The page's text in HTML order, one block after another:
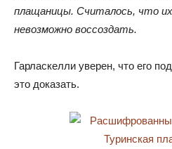
плащаницы. Считалось, что
невозможно воссоздать.
Гарласкелли уверен, что его
это доказать.